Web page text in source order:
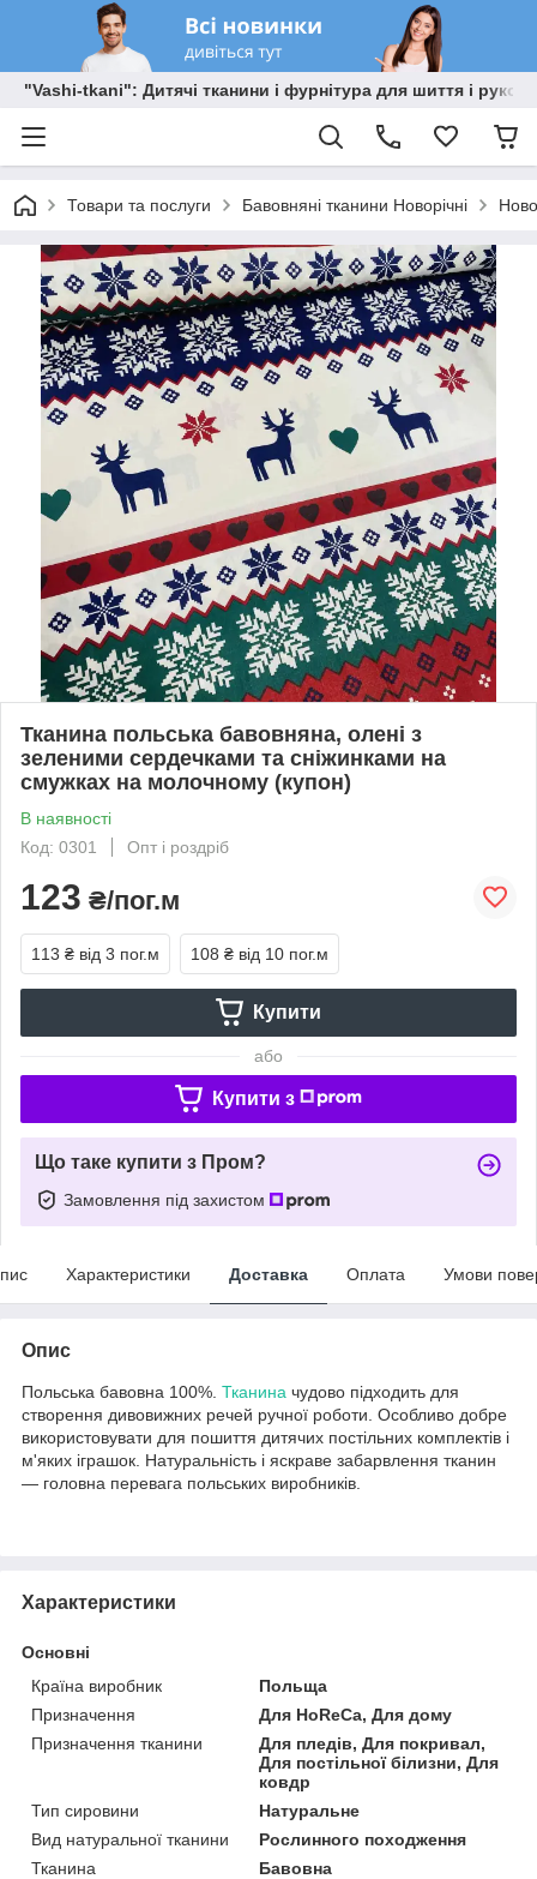
"Vashi-tkani": Дитячі тканини і фурнітура для шиття і
Товари та послуги Бавовняні тканини Новорічні
Тканина польська бавовняна, олені з
зеленими сердечками та сніжинками на
смужках на молочному (купон)
В наявності
Код: 0301
Опт і роздріб
123 ₴/пог.м
113 ₴ від 3 пог.м 108 ₴ від 10 пог.м
Купити
або
Купити з
Що таке купити з Пром?
Замовлення під захистом
Характеристики Доставка Оплата Умови
Опис
Польська бавовна 100%. Тканина чудово підходить для
створення дивовижних речей ручної роботи. Особливо добре
використовувати для пошиття дитячих постільних комплектів і
м'яких іграшок. Натуральність і яскраве забарвлення тканин
— головна перевага польських виробників.
Характеристики
Основні
Країна виробник
Польща
Призначення
Для HoReCa, Для дому
Призначення тканини
Для пледів, Для покривал,
Для постільної білизни, Для
ковдр
Тип сировини
Натуральне
Вид натуральної тканини
Рослинного походження
Тканина
Бавовна